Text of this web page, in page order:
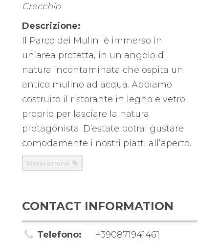
Crecchio
Descrizione:
Il Parco dei Mulini è immerso in
un’area protetta, in un angolo di
natura incontaminata che ospita un
antico mulino ad acqua. Abbiamo
costruito il ristorante in legno e vetro
proprio per lasciare la natura
protagonista. D’estate potrai gustare
comodamente i nostri piatti all’aperto.
Ristorazione
CONTACT INFORMATION
Telefono: +390871941461